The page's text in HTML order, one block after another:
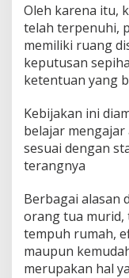
Oleh karena itu,
telah terpenuhi,
memiliki ruang
keputusan
ketentuan yang
Kebijakan ini
belajar
sesuai dengan
terangnya
Berbagai alasan
orang tua
tempuh rumah,
maupun
merupakan hal